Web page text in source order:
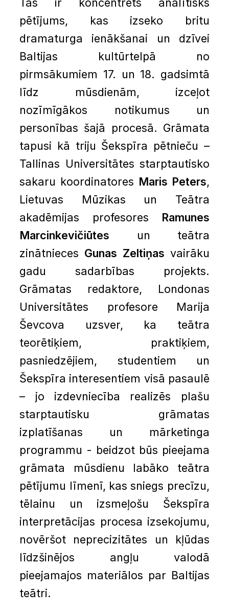
pētījums, kas izseko britu
dramaturga ienākšanai un dzīvei
Baltijas kultūrtelpā no
pirmsākumiem 17. un 18. gadsimtā
līdz mūsdienām, izceļot
nozīmīgākos notikumus un
personības šajā procesā. Grāmata
tapusi kā triju Šekspīra pētnieču –
Tallinas Universitātes starptautisko
sakaru koordinatores Maris Peters,
Lietuvas Mūzikas un Teātra
akadēmijas profesores Ramunes
Marcinkevičiūtes un teātra
zinātnieces Gunas Zeltiņas vairāku
gadu sadarbības projekts.
Grāmatas redaktore, Londonas
Universitātes profesore Marija
Ševcova uzsver, ka teātra
teorētiķiem, praktiķiem,
pasniedzējiem, studentiem un
Šekspīra interesentiem visā pasaulē
– jo izdevniecība realizēs plašu
starptautisku grāmatas
izplatīšanas un mārketinga
programmu - beidzot būs pieejama
grāmata mūsdienu labāko teātra
pētījumu līmenī, kas sniegs precīzu,
tēlainu un izsmeļošu Šekspīra
interpretācijas procesa izsekojumu,
novēršot neprecizitātes un kļūdas
līdzšinējos angļu valodā
pieejamajos materiālos par Baltijas
teātri.